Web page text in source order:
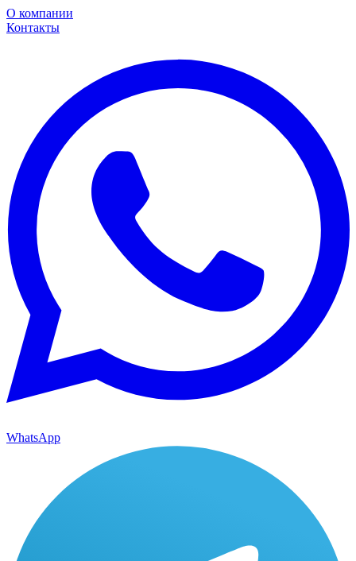
О компании
Контакты
WhatsApp